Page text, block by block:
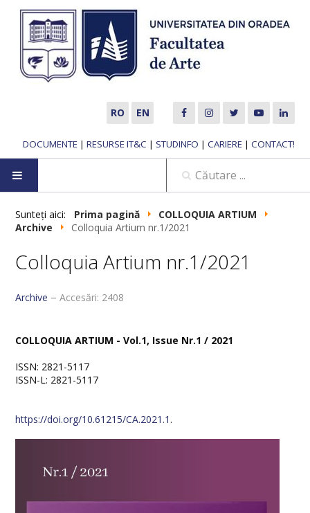
RO EN
DOCUMENTE | RESURSE IT&C | STUDINFO | CARIERE | CONTACT!
ACASĂ
Prezentare generală
Misiune și obiective
Cercetare
Proiecte
DEPARTAMENTE
Departamentul Arte Vizuale
Sunteți aici: Prima pagină
COLLOQUIA ARTIUM
Archive
Colloquia Artium nr.1/2021
Colloquia Artium nr.1/2021
Archive Accesări: 2408
COLLOQUIA ARTIUM - Vol.1, Issue Nr.1 / 2021
ISSN: 2821-5117
ISSN-L: 2821-5117
https://doi.org/10.61215/CA.2021.1 .